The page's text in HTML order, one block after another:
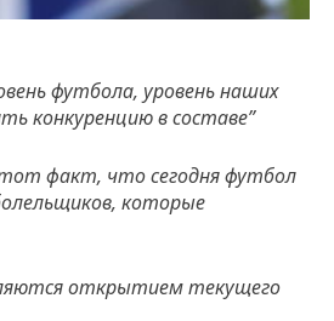
футбола, уровень наших
конкуренцию в составе”
факт, что сегодня футбол
которые
открытием текущего